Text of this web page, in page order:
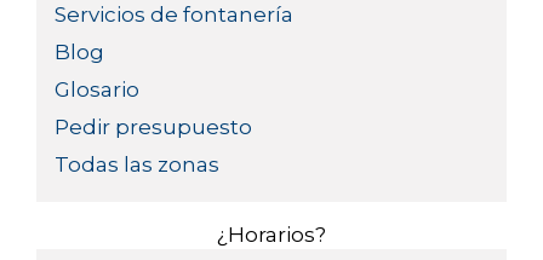
Servicios de fontanería
Blog
Glosario
Pedir presupuesto
Todas las zonas
¿Horarios?